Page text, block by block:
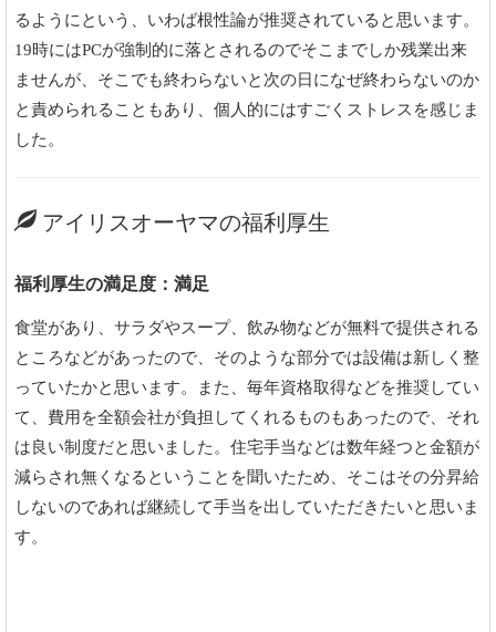
るようにという、いわば根性論が推奨されていると思います。
19時にはPCが強制的に落とされるのでそこまでしか残業出来
ませんが、そこでも終わらないと次の日になぜ終わらないのか
と責められることもあり、個人的にはすごくストレスを感じま
した。
アイリスオーヤマの福利厚生
福利厚生の満足度：満足
食堂があり、サラダやスープ、飲み物などが無料で提供される
ところなどがあったので、そのような部分では設備は新しく整
っていたかと思います。また、毎年資格取得などを推奨してい
て、費用を全額会社が負担してくれるものもあったので、それ
は良い制度だと思いました。住宅手当などは数年経つと金額が
減らされ無くなるということを聞いたため、そこはその分昇給
しないのであれば継続して手当を出していただきたいと思いま
す。